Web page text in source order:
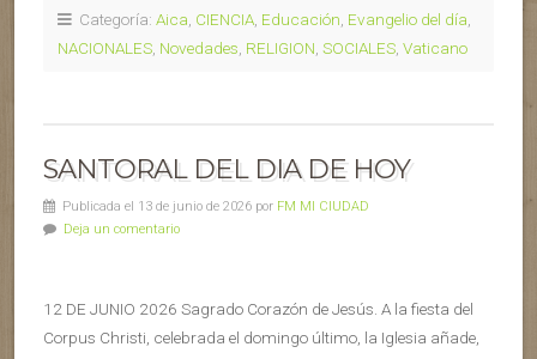
Categoría: Aica CIENCIA Educación Evangelio del día
NACIONALES Novedades RELIGION SOCIALES Vaticano
SANTORAL DEL DIA DE HOY
Publicada el 13 de junio de 2026 por FM MI CIUDAD
Deja un comentario
12 DE JUNIO 2026 Sagrado Corazón de Jesús. A la fiesta del
Corpus Christi, celebrada el domingo último, la Iglesia añade,